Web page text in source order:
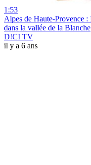
1:53
Alpes de Haute-Provence
dans la vallée de la Blanche
D!CI TV
il y a 6 ans